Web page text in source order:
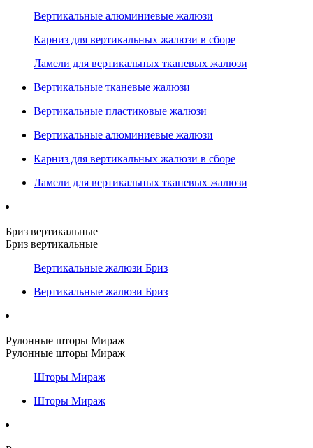
Вертикальные алюминиевые жалюзи
Карниз для вертикальных жалюзи в сборе
Ламели для вертикальных тканевых жалюзи
Вертикальные тканевые жалюзи
Вертикальные пластиковые жалюзи
Вертикальные алюминиевые жалюзи
Карниз для вертикальных жалюзи в сборе
Ламели для вертикальных тканевых жалюзи
Бриз вертикальные
Бриз вертикальные
Вертикальные жалюзи Бриз
Вертикальные жалюзи Бриз
Рулонные шторы Мираж
Рулонные шторы Мираж
Шторы Мираж
Шторы Мираж